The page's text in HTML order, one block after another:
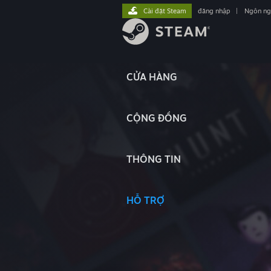
CỬA HÀNG
CỘNG ĐỒNG
THÔNG TIN
HỖ TRỢ
Cài đặt Steam đăng nhập Ngôn